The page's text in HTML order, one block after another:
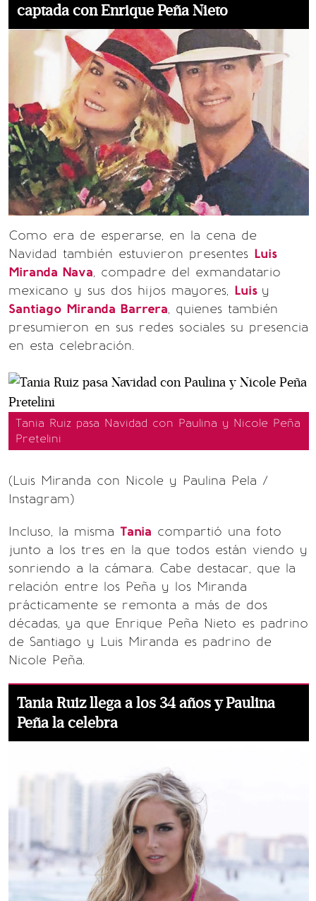
captada con Enrique Peña Nieto
Como era de esperarse, en la cena de
Navidad también estuvieron presentes Luis
Miranda Nava, compadre del exmandatario
mexicano y sus dos hijos mayores, Luis y
Santiago Miranda Barrera, quienes también
presumieron en sus redes sociales su presencia
en esta celebración.
Tania Ruiz pasa Navidad con Paulina y Nicole Peña
Pretelini
(Luis Miranda con Nicole y Paulina Pela /
Instagram)
Incluso, la misma Tania compartió una foto
junto a los tres en la que todos están viendo y
sonriendo a la cámara. Cabe destacar, que la
relación entre los Peña y los Miranda
prácticamente se remonta a más de dos
décadas, ya que Enrique Peña Nieto es padrino
de Santiago y Luis Miranda es padrino de
Nicole Peña.
Tania Ruiz llega a los 34 años y Paulina
Peña la celebra